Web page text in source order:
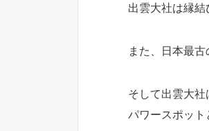
出雲大社は縁結
また、日本最
そして出雲大社
パワースポット